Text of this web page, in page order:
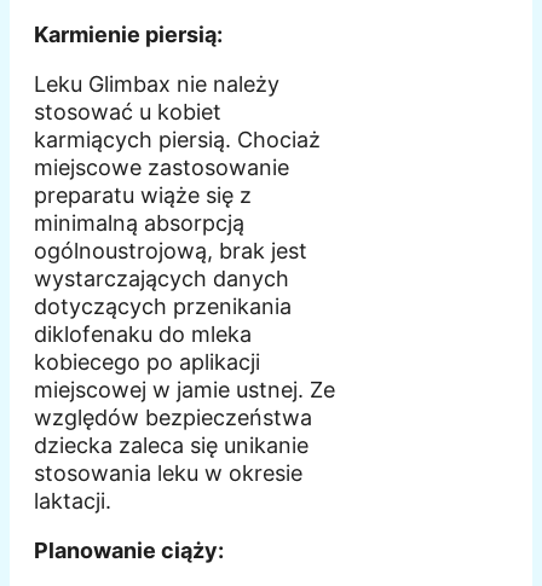
Karmienie piersią:
Leku Glimbax nie należy
stosować u kobiet
karmiących piersią. Chociaż
miejscowe zastosowanie
preparatu wiąże się z
minimalną absorpcją
ogólnoustrojową, brak jest
wystarczających danych
dotyczących przenikania
diklofenaku do mleka
kobiecego po aplikacji
miejscowej w jamie ustnej. Ze
względów bezpieczeństwa
dziecka zaleca się unikanie
stosowania leku w okresie
laktacji.
Planowanie ciąży: